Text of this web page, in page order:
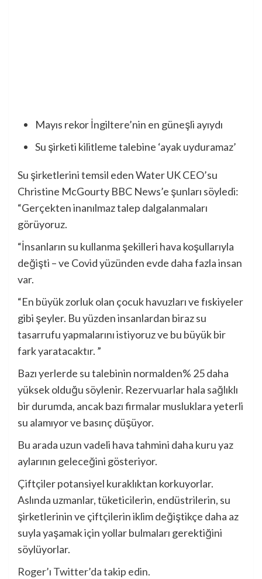
Mayıs rekor İngiltere’nin en güneşli ayıydı
Su şirketi kilitleme talebine ‘ayak uyduramaz’
Su şirketlerini temsil eden Water UK CEO’su
Christine McGourty BBC News’e şunları söyledi:
“Gerçekten inanılmaz talep dalgalanmaları
görüyoruz.
“İnsanların su kullanma şekilleri hava koşullarıyla
değişti – ve Covid yüzünden evde daha fazla insan
var.
“En büyük zorluk olan çocuk havuzları ve fıskiyeler
gibi şeyler. Bu yüzden insanlardan biraz su
tasarrufu yapmalarını istiyoruz ve bu büyük bir
fark yaratacaktır. ”
Bazı yerlerde su talebinin normalden% 25 daha
yüksek olduğu söylenir. Rezervuarlar hala sağlıklı
bir durumda, ancak bazı firmalar musluklara yeterli
su alamıyor ve basınç düşüyor.
Bu arada uzun vadeli hava tahmini daha kuru yaz
aylarının geleceğini gösteriyor.
Çiftçiler potansiyel kuraklıktan korkuyorlar.
Aslında uzmanlar, tüketicilerin, endüstrilerin, su
şirketlerinin ve çiftçilerin iklim değiştikçe daha az
suyla yaşamak için yollar bulmaları gerektiğini
söylüyorlar.
Roger’ı Twitter’da takip edin.